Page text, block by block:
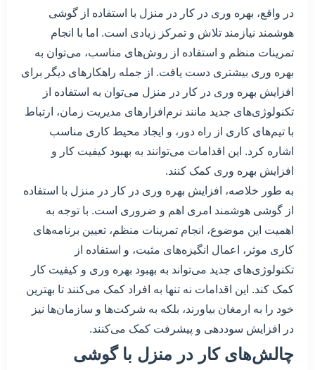
در واقع، بهره وری در کار در منزل با استفاده از گوشی
هوشمند نیازمند تلاش و تمرکز زیادی است. اما با انجام
تمرینات منظم و استفاده از روش‌های مناسب، می‌توان به
بهره وری بیشتری دست یافت. از جمله راهکارهای دیگر برای
افزایش بهره وری در کار در منزل می‌توان به استفاده از
تکنولوژی‌های جدید مانند نرم‌افزارهای مدیریت زمان، ارتباط
با تیم‌های کاری از راه دور، و ایجاد محیط کاری مناسب
اشاره کرد. این اقدامات می‌توانند به بهبود کیفیت کار و
افزایش بهره وری کمک کنند.
به طور خلاصه، افزایش بهره وری در کار در منزل با استفاده
از گوشی هوشمند امری اهم و ضروری است. با توجه به
اهمیت این موضوع، انجام تمرینات منظم، تعیین برنامه‌های
کاری موثر، اعمال انگیزه‌های مثبت، و استفاده از
تکنولوژی‌های جدید می‌تواند به بهبود بهره وری و کیفیت کار
کمک کند. این اقدامات نه تنها به افراد کمک می‌کنند تا بهترین
خود را به ارمغان بیاورند، بلکه به شرکت‌ها و سازمان‌ها نیز
در افزایش سوددهی و پیشرفت کمک می‌کنند.
چالش‌های کار در منزل با گوشی